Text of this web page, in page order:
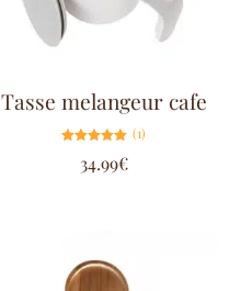
Tasse melangeur cafe
5.00
sur 5
(1)
34.99€